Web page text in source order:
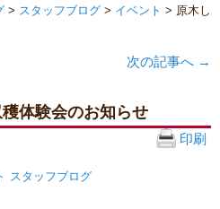
> スタッフブログ > イベント > 原木し
次の記事へ →
体験会のお知らせ
印刷
スタッフブログ